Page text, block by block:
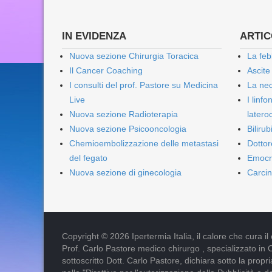
IN EVIDENZA
Nuova sezione Chirurgia Toracica
Il Cancer Coaching
I consulti del prof. Pastore su Medicina
Live
Nuova sezione Radioterapia
Nuova sezione Psicooncologia
Chemioembolizzazione delle metastasi
del fegato
Nuova sezione di ginecologia
La
La
I
Copyright © 2026 Ipertermia Italia, il calore che cura il
Prof. Carlo Pastore medico chirurgo , specializzato in
sottoscritto Dott. Carlo Pastore, dichiara sotto la